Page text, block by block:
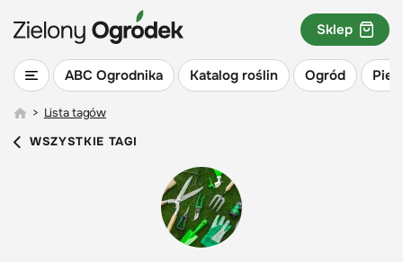
ABC Ogrodnika Katalog roślin Ogród
Sklep
> Lista tagów
WSZYSTKIE TAGI